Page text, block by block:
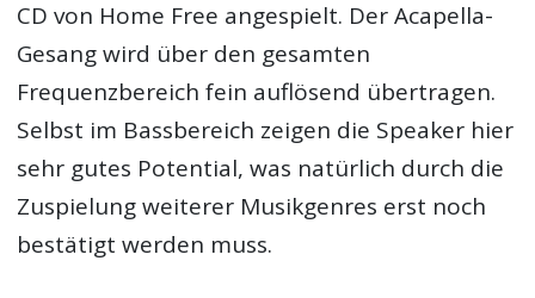
CD von Home Free angespielt. Der Acapella-
Gesang wird über den gesamten
Frequenzbereich fein auflösend übertragen.
Selbst im Bassbereich zeigen die Speaker hier
sehr gutes Potential, was natürlich durch die
Zuspielung weiterer Musikgenres erst noch
bestätigt werden muss.